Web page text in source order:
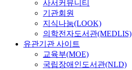
사서커뮤니티
기관회원
지식나눔(LOOK)
의학전자도서관(MEDLIS)
유관기관 사이트
교육부(MOE)
국립장애인도서관(NLD)